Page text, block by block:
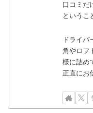
口コミだ
というこ
ドライ
角やロフ
様に詰め
正直にお